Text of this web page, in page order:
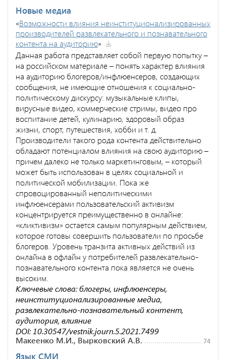
Новые медиа
«Возможности влияния неинституционализированных
производителей развлекательного и познавательного
контента на аудиторию»
Данная работа представляет собой первую попытку –
на российском материале – понять характер влияния
на аудиторию блогеров/инфлюенсеров, создающих
сообщения, не имеющие отношения к социально-
политическому дискурсу: музыкальные клипы,
вирусные видео, коммерческие стримы, видео про
воспитание детей, кулинарию, здоровый образ
жизни, спорт, путешествия, хобби и т. д.
Производители такого рода контента действительно
обладают потенциалом влияния на свою аудиторию –
причем далеко не только маркетинговым, – который
может быть использован в целях социальной и
политической мобилизации. Пока же
спровоцированный неполитическими
инфлюенсерами пользовательский активизм
концентрируется преимущественно в онлайне:
«кликтивизм» остается самым популярным действием,
которое готовы совершить пользователи по просьбе
блогеров. Уровень транзита активных действий из
онлайна в офлайн у потребителей развлекательно-
познавательного контента пока является не очень
высоким.
Ключевые слова: блогеры, инфлюенсеры,
неинституционализированные медиа,
развлекательно-познавательный контент,
аудитория, влияние
DOI: 10.30547/vestnik.journ.5.2021.7499
Макеенко М.И., Вырковский А.В.
74
Язык СМИ